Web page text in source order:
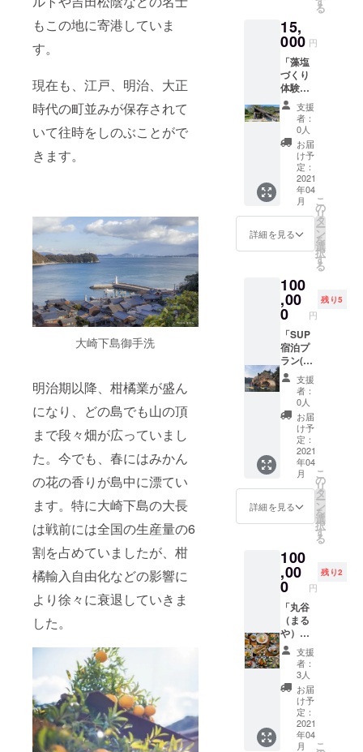
もこの地に寄港していま
す。
現在も、江戸、明治、大正
時代の町並みが保存されて
いて往時をしのぶことがで
きます。
大崎下島御手洗
明治期以降、柑橘業が盛ん
になり、どの島でも山の頂
まで段々畑が広っていまし
た。今でも、春にはみかん
の花の香りが島中に漂てい
ます。特に大崎下島の大長
は戦前には全国の生産量の6
割を占めていましたが、柑
橘輸入自由化などの影響に
より徐々に衰退していきま
した。
せてい
ただき
ます。
団体利
用があ
る場合
など、
都合に
より予
約を受
けられ
ない日
があり
ます。
あらか
了承く
ださ
費、滞
在費な
どはリ
ターン
に含ま
れませ
ん。
ンダム
でお届
しま
す。画
像の中
のもの
とは限
りませ
ん。
の商品
（ド
レッシ
ング、
ポン
酢、シ
ロッ
プ、
ジャ
ム）は
画像の
中から
ランダ
ムで１
種類お
届けし
ます。
ンダム
でお届
しま
す。画
像の中
のもの
とは限
りませ
ん。
酢、シ
ロッ
プ、
ジャ
ム）の
中から
ランダ
ムで１
類」」
+きたた
に「藻
塩のひ
じきご
はん」
+トムの
写真館
セット
をお届
けしま
す。 ◎
島の屋
の商品
（ド
レッシ
ング、
ポン
酢、シ
ロッ
プ、
ジャ
ム）は
画像の
中から
ランダ
ます。
◎ポス
トカー
ドはラ
ンダム
でお届
しま
す。画
像の中
のもの
とは限
りませ
ん。
る
15,
000 円
「藻塩
づくり
体験 5
名様」
呉市蒲
刈島の
県民の
浜で
の、土
器を
使った
古代の
塩「藻
塩」づ
くり体
験プラ
す。 藻
塩の
会 広
島県呉
市蒲刈
町大浦
7646-3
◎有効
期限は
チケッ
トが到
着した
日か
ら、
2022年
5月31日
までと
させて
いただ
きま
チケッ
ト到着
後、事
前にお
電話で
予約を
してご
訪問く
ださ
い。 ◎
予約は
通常の
予約と
同じ扱
いとさ
支援
者：
0人
お届
け予
定：
2021
年04
月
詳細を見る
こ
の
リ
タ
ー
ン
を
選
択
す
る
100
,00
0 円
残り5
「SUP
宿泊プ
ラン(ス
タンド
アップ
パド
ル）2名
様」
シーカ
ヤック
を漕い
で、美
味しい
会席料
理と綺
麗な景
されて
みませ
んか？
ゆっく
り宿泊
してか
らの参
加も、
カヤッ
クの後
に泊ま
るのも
良し！
海上散
歩と宿
支援
者：
0人
お届
け予
定：
2021
年04
月
詳細を見る
こ
の
リ
タ
ー
ン
を
選
択
す
る
100
,00
0 円
残り2
「丸谷
（まる
や）
完全プ
ライ
ベート
空間・
一日一
組様限
定 四
支援
者：
3人
お届
け予
定：
2021
年04
月
こ